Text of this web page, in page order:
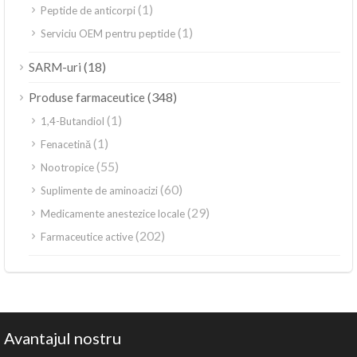
Peptide de anticorpi(1)
Serviciu OEM pentru peptide(1)
SARM-uri (18)
Produse farmaceutice(348)
1,4-Butandiol (1)
Fenacetină(1)
Nootropice(55)
Suplimente de aminoacizi(60)
Medicamente anestezice locale(29)
Farmaceutice active(202)
Avantajul nostru